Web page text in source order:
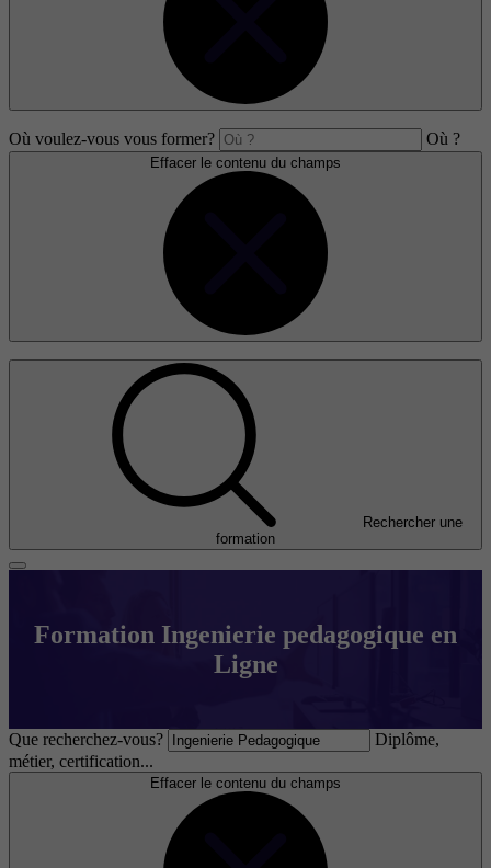
Où voulez-vous vous former? Où ?
Effacer le contenu du champs
Rechercher une
formation
Formation Ingenierie pedagogique en
Ligne
Que recherchez-vous?
Diplôme,
métier, certification...
Effacer le contenu du champs